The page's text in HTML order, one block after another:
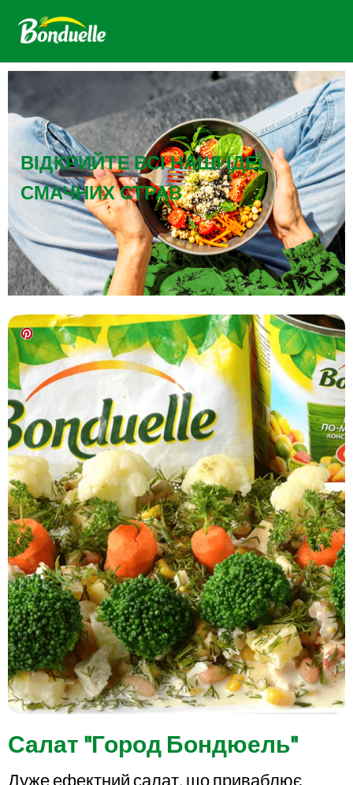
ВІДКРИЙТЕ ВСІ НАШІ ІДЕЇ
СМАЧНИХ СТРАВ
Салат "Город Бондюель"
Дуже ефектний салат, що приваблює